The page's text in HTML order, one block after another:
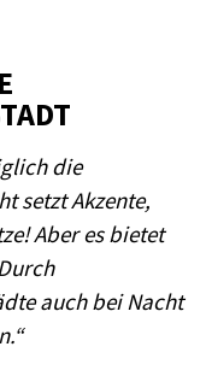
die
setzt Akzente,
Aber es bietet
auch bei Nacht